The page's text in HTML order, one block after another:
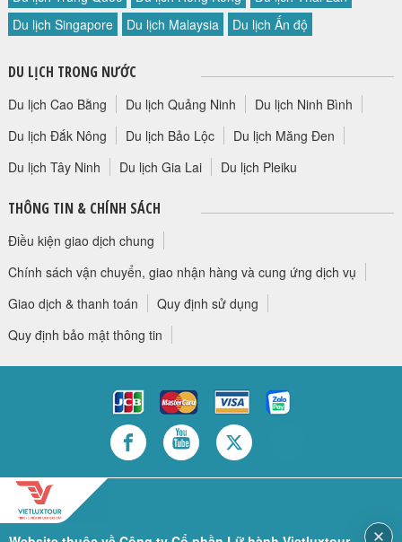
Du lịch Singapore
Du lịch Malaysia Du lịch Ấn độ
DU LỊCH TRONG NƯỚC
Du lịch Cao Bằng Du lịch Quảng Ninh
Du lịch Ninh Bình
Du lịch Đắk Nông
Du lịch Bảo Lộc
Du lịch Măng Đen
Du lịch Tây Ninh
Du lịch Gia Lai Du lịch Pleiku
THÔNG TIN & CHÍNH SÁCH
Điều kiện giao dịch chung
Chính sách vận chuyển, giao nhận hàng và cung ứng dịch vụ
Giao dịch & thanh toán
Quy định sử dụng
Quy định bảo mật thông tin